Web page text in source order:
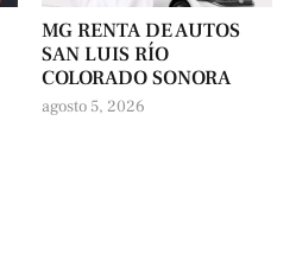
MG RENTA DE AUTOS
SAN LUIS RÍO
COLORADO SONORA
agosto 5, 2026